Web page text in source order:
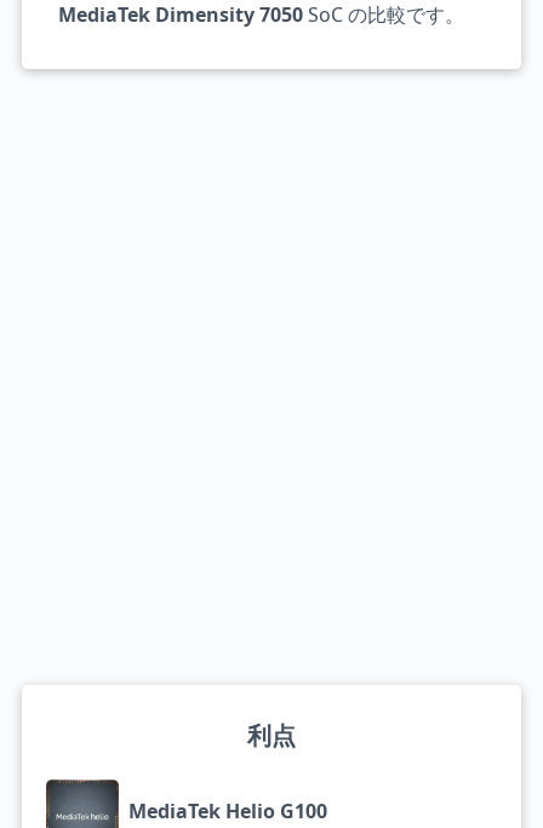
MediaTek Dimensity 7050SoC の比較です。
利点
MediaTek Helio G100